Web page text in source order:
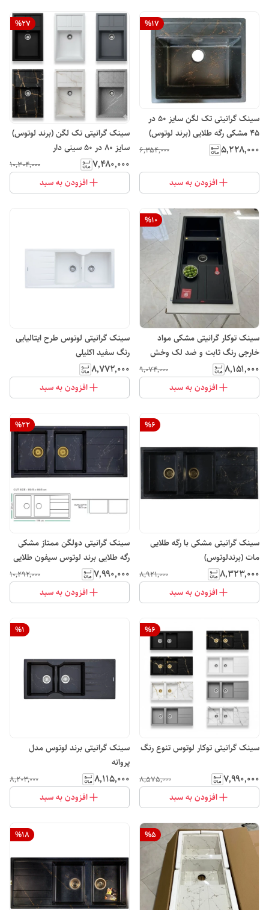
%17
سینک گرانیتی تک لگن سایز 50 در
45 مشکی رگه طلایی (برند لوتوس)
۵٬۲۲۸٬۰۰۰ ۶٬۳۵۴٬۰۰۰
افزودن به سبد
%27
سینک گرانیتی تک لگن (برند لوتوس)
سایز 80 در 50 سینی دار
۷٬۴۸۰٬۰۰۰ ۱۰٬۳۰۴٬۰۰۰
افزودن به سبد
%10
سینک توکار گرانیتی مشکی مواد
خارجی رنگ ثابت و ضد لک وخش
پنج سال گارانتی
۸٬۱۵۱٬۰۰۰ ۹٬۰۷۴٬۰۰۰
افزودن به سبد
سینک گرانیتی لوتوس طرح ایتالیایی
رنگ سفید اکلیلی
۸٬۷۷۲٬۰۰۰
افزودن به سبد
%6
سینک گرانیتی مشکی با رگه طلایی
مات (برندلوتوس)
۸٬۳۲۳٬۰۰۰ ۸٬۹۲۱٬۰۰۰
افزودن به سبد
%22
سینک گرانیتی دولگن ممتاز مشکی
رگه طلایی برند لوتوس سیفون طلایی
۷٬۹۹۰٬۰۰۰ ۱۰٬۲۹۲٬۰۰۰
افزودن به سبد
%6
سینک گرانیتی توکار لوتوس تنوع رنگ
۷٬۹۹۰٬۰۰۰ ۸٬۵۷۵٬۰۰۰
افزودن به سبد
%1
سینک گرانیتی برند لوتوس مدل
پروانه
۸٬۱۱۵٬۰۰۰ ۸٬۲۰۳٬۰۰۰
افزودن به سبد
%5
%18